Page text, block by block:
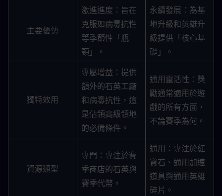
主要優勢
激進進度：旨在
克服如病毒抗性
等季節性「瓶
頸」。
永續發展：為基
地升級和英雄升
級提供「核心基
礎」。
獨特效用
專屬增益：提供
額外的石英工廠
和病毒抗性，這
是佔領高級領地
的必備條件。
通用靈活性：獎
勵通常適用於遊
戲的所有方面，
不論賽季為何。
資源類型
專門：專注於賽
季商店的石英與
賽季代幣。
通用：專注於紅
寶石、通用加速
道具與通用英雄
碎片。